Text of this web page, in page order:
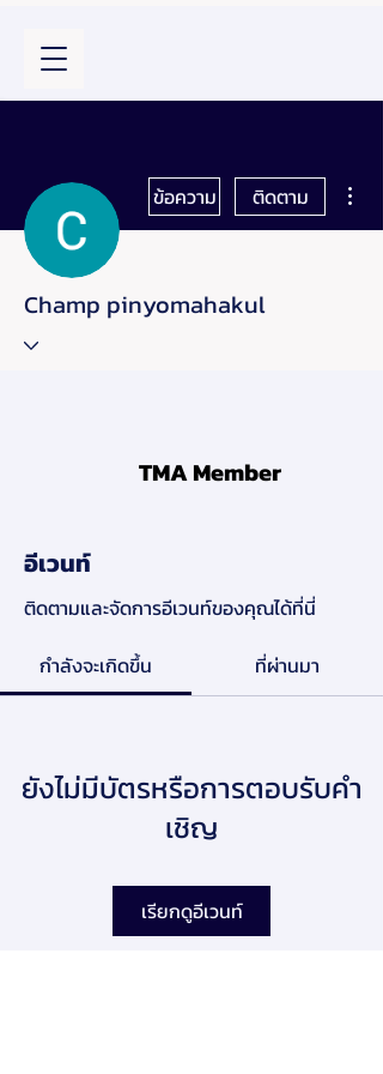
ข้อความ ติดตาม
Champ pinyomahakul
TMA Member
อีเวนท์
ติดตามและจัดการอีเวนท์ของคุณได้ที่นี่
กำลังจะเกิดขึ้น
ที่ผ่านมา
ยังไม่มีบัตรหรือการตอบรับคำ
เชิญ
เรียกดูอีเวนท์